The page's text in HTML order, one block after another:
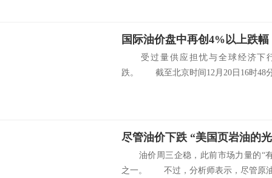
受过量供应担忧与全球经济下
跌。 截至北京时间12月20日16时48
尽管油价下跌 “美国页岩油的
油价周三企稳，此前市场力量的“
之一。 不过，分析师表示，尽管原